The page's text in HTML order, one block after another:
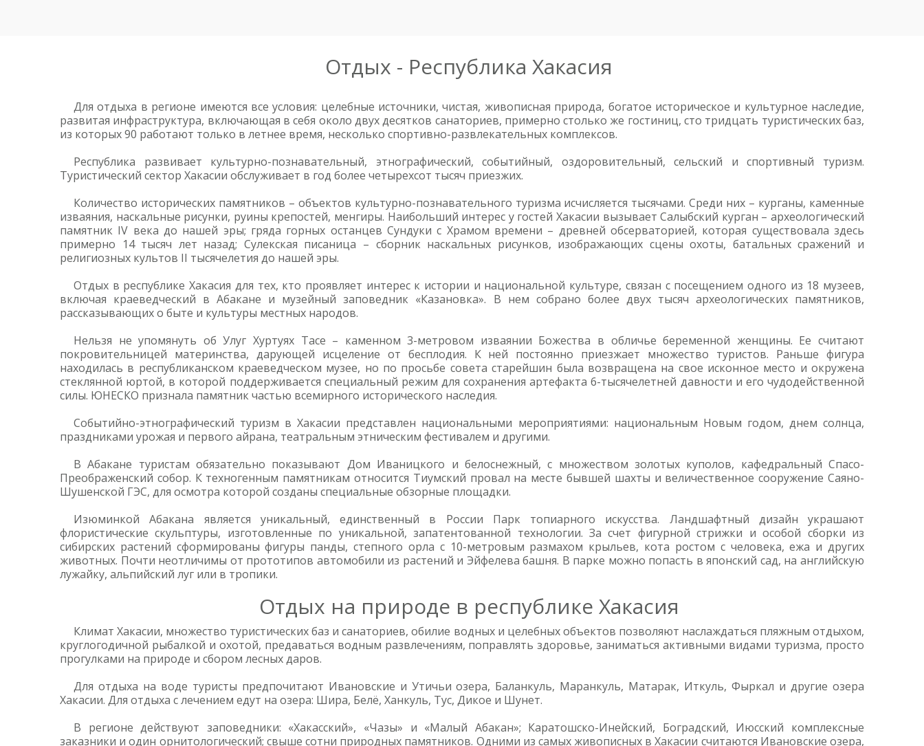
Отдых - Республика Хакасия
Для отдыха в регионе имеются все условия: целебные источники, чистая, живописная природа, богатое историческое и культурное наследие,
развитая инфраструктура, включающая в себя около двух десятков санаториев, примерно столько же гостиниц, сто тридцать туристических баз,
из которых 90 работают только в летнее время, несколько спортивно-развлекательных комплексов.
Республика развивает культурно-познавательный, этнографический, событийный, оздоровительный, сельский и спортивный туризм.
Туристический сектор Хакасии обслуживает в год более четырехсот тысяч приезжих.
Количество исторических памятников – объектов культурно-познавательного туризма исчисляется тысячами. Среди них – курганы, каменные
изваяния, наскальные рисунки, руины крепостей, менгиры. Наибольший интерес у гостей Хакасии вызывает Салыбский курган – археологический
памятник IV века до нашей эры; гряда горных останцев Сундуки с Храмом времени – древней обсерваторией, которая существовала здесь
примерно 14 тысяч лет назад; Сулекская писаница – сборник наскальных рисунков, изображающих сцены охоты, батальных сражений и
религиозных культов II тысячелетия до нашей эры.
Отдых в республике Хакасия для тех, кто проявляет интерес к истории и национальной культуре, связан с посещением одного из 18 музеев,
включая краеведческий в Абакане и музейный заповедник «Казановка». В нем собрано более двух тысяч археологических памятников,
рассказывающих о быте и культуры местных народов.
Нельзя не упомянуть об Улуг Хуртуях Тасе – каменном 3-метровом изваянии Божества в обличье беременной женщины. Ее считают
покровительницей материнства, дарующей исцеление от бесплодия. К ней постоянно приезжает множество туристов. Раньше фигура
находилась в республиканском краеведческом музее, но по просьбе совета старейшин была возвращена на свое исконное место и окружена
стеклянной юртой, в которой поддерживается специальный режим для сохранения артефакта 6-тысячелетней давности и его чудодейственной
силы. ЮНЕСКО признала памятник частью всемирного исторического наследия.
Событийно-этнографический туризм в Хакасии представлен национальными мероприятиями: национальным Новым годом, днем солнца,
праздниками урожая и первого айрана, театральным этническим фестивалем и другими.
В Абакане туристам обязательно показывают Дом Иваницкого и белоснежный, с множеством золотых куполов, кафедральный Спасо-
Преображенский собор. К техногенным памятникам относится Тиумский провал на месте бывшей шахты и величественное сооружение Саяно-
Шушенской ГЭС, для осмотра которой созданы специальные обзорные площадки.
Изюминкой Абакана является уникальный, единственный в России Парк топиарного искусства. Ландшафтный дизайн украшают
флористические скульптуры, изготовленные по уникальной, запатентованной технологии. За счет фигурной стрижки и особой сборки из
сибирских растений сформированы фигуры панды, степного орла с 10-метровым размахом крыльев, кота ростом с человека, ежа и других
животных. Почти неотличимы от прототипов автомобили из растений и Эйфелева башня. В парке можно попасть в японский сад, на английскую
лужайку, альпийский луг или в тропики.
Отдых на природе в республике Хакасия
Климат Хакасии, множество туристических баз и санаториев, обилие водных и целебных объектов позволяют наслаждаться пляжным отдыхом,
круглогодичной рыбалкой и охотой, предаваться водным развлечениям, поправлять здоровье, заниматься активными видами туризма, просто
прогулками на природе и сбором лесных даров.
Для отдыха на воде туристы предпочитают Ивановские и Утичьи озера, Баланкуль, Маранкуль, Матарак, Иткуль, Фыркал и другие озера
Хакасии. Для отдыха с лечением едут на озера: Шира, Белё, Ханкуль, Тус, Дикое и Шунет.
В регионе действуют заповедники: «Хакасский», «Чазы» и «Малый Абакан»; Каратошско-Инейский, Боградский, Июсский комплексные
заказники и один орнитологический; свыше сотни природных памятников. Одними из самых живописных в Хакасии считаются Ивановские озера,